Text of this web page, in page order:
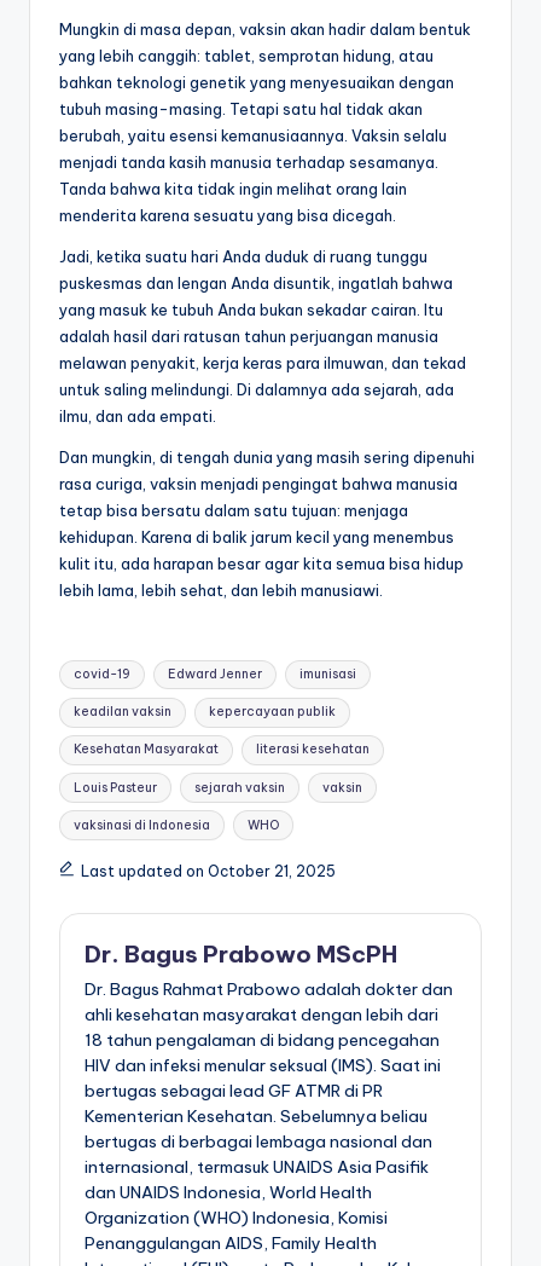
Mungkin di masa depan, vaksin akan hadir dalam bentuk
yang lebih canggih: tablet, semprotan hidung, atau
bahkan teknologi genetik yang menyesuaikan dengan
tubuh masing-masing. Tetapi satu hal tidak akan
berubah, yaitu esensi kemanusiaannya. Vaksin selalu
menjadi tanda kasih manusia terhadap sesamanya.
Tanda bahwa kita tidak ingin melihat orang lain
menderita karena sesuatu yang bisa dicegah.
Jadi, ketika suatu hari Anda duduk di ruang tunggu
puskesmas dan lengan Anda disuntik, ingatlah bahwa
yang masuk ke tubuh Anda bukan sekadar cairan. Itu
adalah hasil dari ratusan tahun perjuangan manusia
melawan penyakit, kerja keras para ilmuwan, dan tekad
untuk saling melindungi. Di dalamnya ada sejarah, ada
ilmu, dan ada empati.
Dan mungkin, di tengah dunia yang masih sering dipenuhi
rasa curiga, vaksin menjadi pengingat bahwa manusia
tetap bisa bersatu dalam satu tujuan: menjaga
kehidupan. Karena di balik jarum kecil yang menembus
kulit itu, ada harapan besar agar kita semua bisa hidup
lebih lama, lebih sehat, dan lebih manusiawi.
Tags:
covid-19 Edward Jenner imunisasi
keadilan vaksin kepercayaan publik
Kesehatan Masyarakat literasi kesehatan
Louis Pasteur sejarah vaksin vaksin
vaksinasi di Indonesia WHO
Last updated on October 21, 2025
Dr. Bagus Prabowo MScPH
Dr. Bagus Rahmat Prabowo adalah dokter dan
ahli kesehatan masyarakat dengan lebih dari
18 tahun pengalaman di bidang pencegahan
HIV dan infeksi menular seksual (IMS). Saat ini
bertugas sebagai lead GF ATMR di PR
Kementerian Kesehatan. Sebelumnya beliau
bertugas di berbagai lembaga nasional dan
internasional, termasuk UNAIDS Asia Pasifik
dan UNAIDS Indonesia, World Health
Organization (WHO) Indonesia, Komisi
Penanggulangan AIDS, Family Health